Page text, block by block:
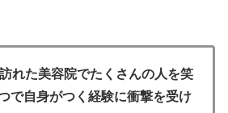
れた美容院でたくさんの人を笑
で自身がつく経験に衝撃を受け